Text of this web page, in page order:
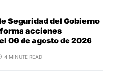
Seguridad del Gobierno
acciones
06 de agosto de 2026
4 MINUTE READ